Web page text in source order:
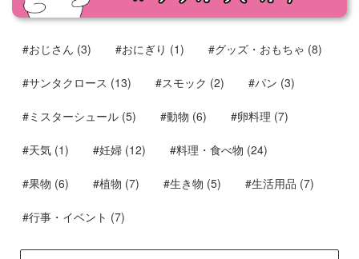
#おじさん (3) #おにぎり (1) #グッズ・おもちゃ (8)
#サンタクロース (13) #スモック (2) #パン (3)
#ミスターシュール (5) #動物 (6) #卵料理 (7)
#天気 (1) #妊婦 (12) #料理・食べ物 (24)
#果物 (6) #植物 (7) #生き物 (5) #生活用品 (7)
#行事・イベント (7)